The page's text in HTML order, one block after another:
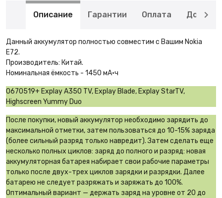
Описание Гарантии Оплата
Данный аккумулятор полностью совместим с Вашим Nokia
E72.
Производитель: Китай.
Номинальная ёмкость - 1450 мА·ч
0670519+ Explay A350 TV, Explay Blade, Explay StarTV,
Highscreen Yummy Duo
После покупки, новый аккумулятор необходимо зарядить до
максимальной отметки, затем пользоваться до 10-15% заряда
(более сильный разряд только навредит). Затем сделать еще
несколько полных циклов: заряд до полного и разряд: новая
аккумуляторная батарея набирает свои рабочие параметры
только после двух-трех циклов зарядки и разрядки. Далее
батарею не следует разряжать и заряжать до 100%.
Оптимальный вариант — держать заряд на уровне от 20 до